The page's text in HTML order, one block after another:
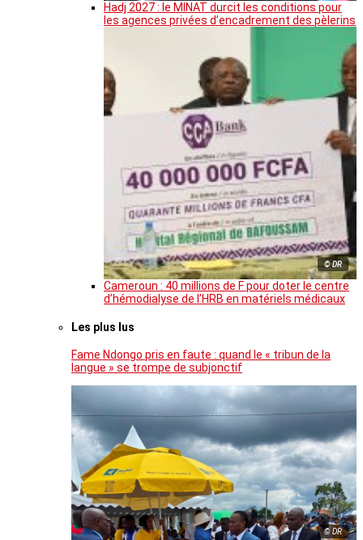
Hadj 2027 : le MINAT durcit les conditions pour
les agences privées d’encadrement des pèlerins
© DR
Cameroun : 40 millions de F pour doter le centre
d’hémodialyse de l’HRB en matériels médicaux
Les plus lus
Fame Ndongo pris en faute : quand le « tribun de la
langue » se trompe de subjonctif
© DR